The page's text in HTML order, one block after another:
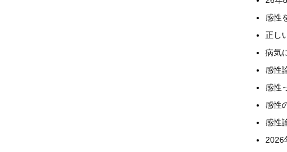
感性
正し
病気
感性
感性
感性
感性
2026